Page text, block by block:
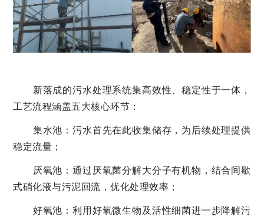
新落成的污水处理系统集高效性、稳定性于一体，
工艺流程涵盖五大核心环节：
集水池：污水首先在此收集储存，为后续处理提供
稳定流量；
厌氧池：通过厌氧菌分解大分子有机物，结合间歇
式硝化液与污泥回流，优化处理效率；
好氧池：利用好氧微生物及活性细菌进一步降解污